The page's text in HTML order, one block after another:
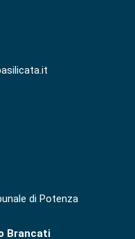
di Potenza
Brancati